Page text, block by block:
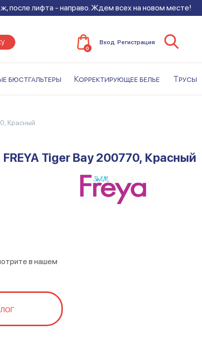
после лифта - направо. Ждем всех на новом месте!
0
Вход Регистрация
бюстгальтеры Корректирующее белье Трусы
Красный
Tiger Bay 200770, Красный
в нашем